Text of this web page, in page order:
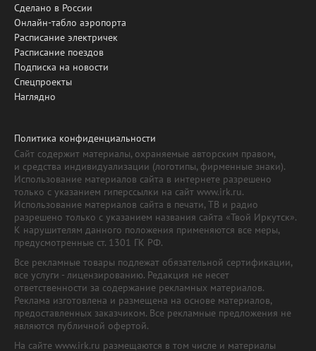
Сделано в России
Онлайн-табло аэропорта
Расписание электричек
Расписание поездов
Подписка на новости
Спецпроекты
Наглядно
Политика конфиденциальности
Сайт содержит материалы, охраняемые авторским правом,
и средства индивидуализации (логотипы, фирменные знаки).
Использование материалов сайта в интернете разрешено
только с указанием гиперссылки на сайт www.irk.ru.
Использование материалов сайта в печати, ТВ и радио
разрешено только с указанием названия сайта «Твой Иркутск».
К нарушителям данного положения применяются все меры,
предусмотренные ст. 1301 ГК РФ.
Все рекламные товары подлежат обязательной сертификации,
все услуги - лицензированию. Редакция не несет
ответственности за содержание рекламных материалов.
Реклама изготовлена и размещена на основе материалов,
предоставленных заказчиком. Все рекламные предложения не
являются публичной офертой.
На сайте www.irk.ru размещаются в том числе и материалы